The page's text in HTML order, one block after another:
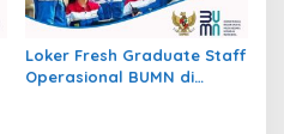
Loker Fresh Graduate Staff
Operasional BUMN di